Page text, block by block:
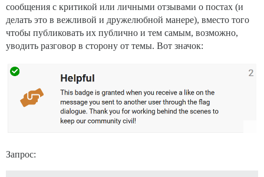
сообщения с критикой или личными отзывами о постах (и
делать это в вежливой и дружелюбной манере), вместо того
чтобы публиковать их публично и тем самым, возможно,
уводить разговор в сторону от темы. Вот значок:
Запрос: